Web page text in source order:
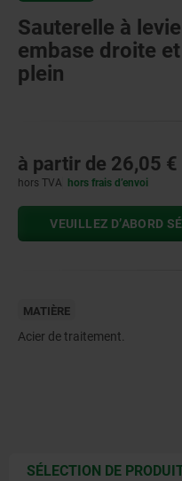
Sauterelle à
embase droite
plein
à partir de 26,05 €
hors TVA hors frais d’envoi
VEUILLEZ D’ABORD
MATIÈRE
Acier de traitement.
SÉLECTION DE